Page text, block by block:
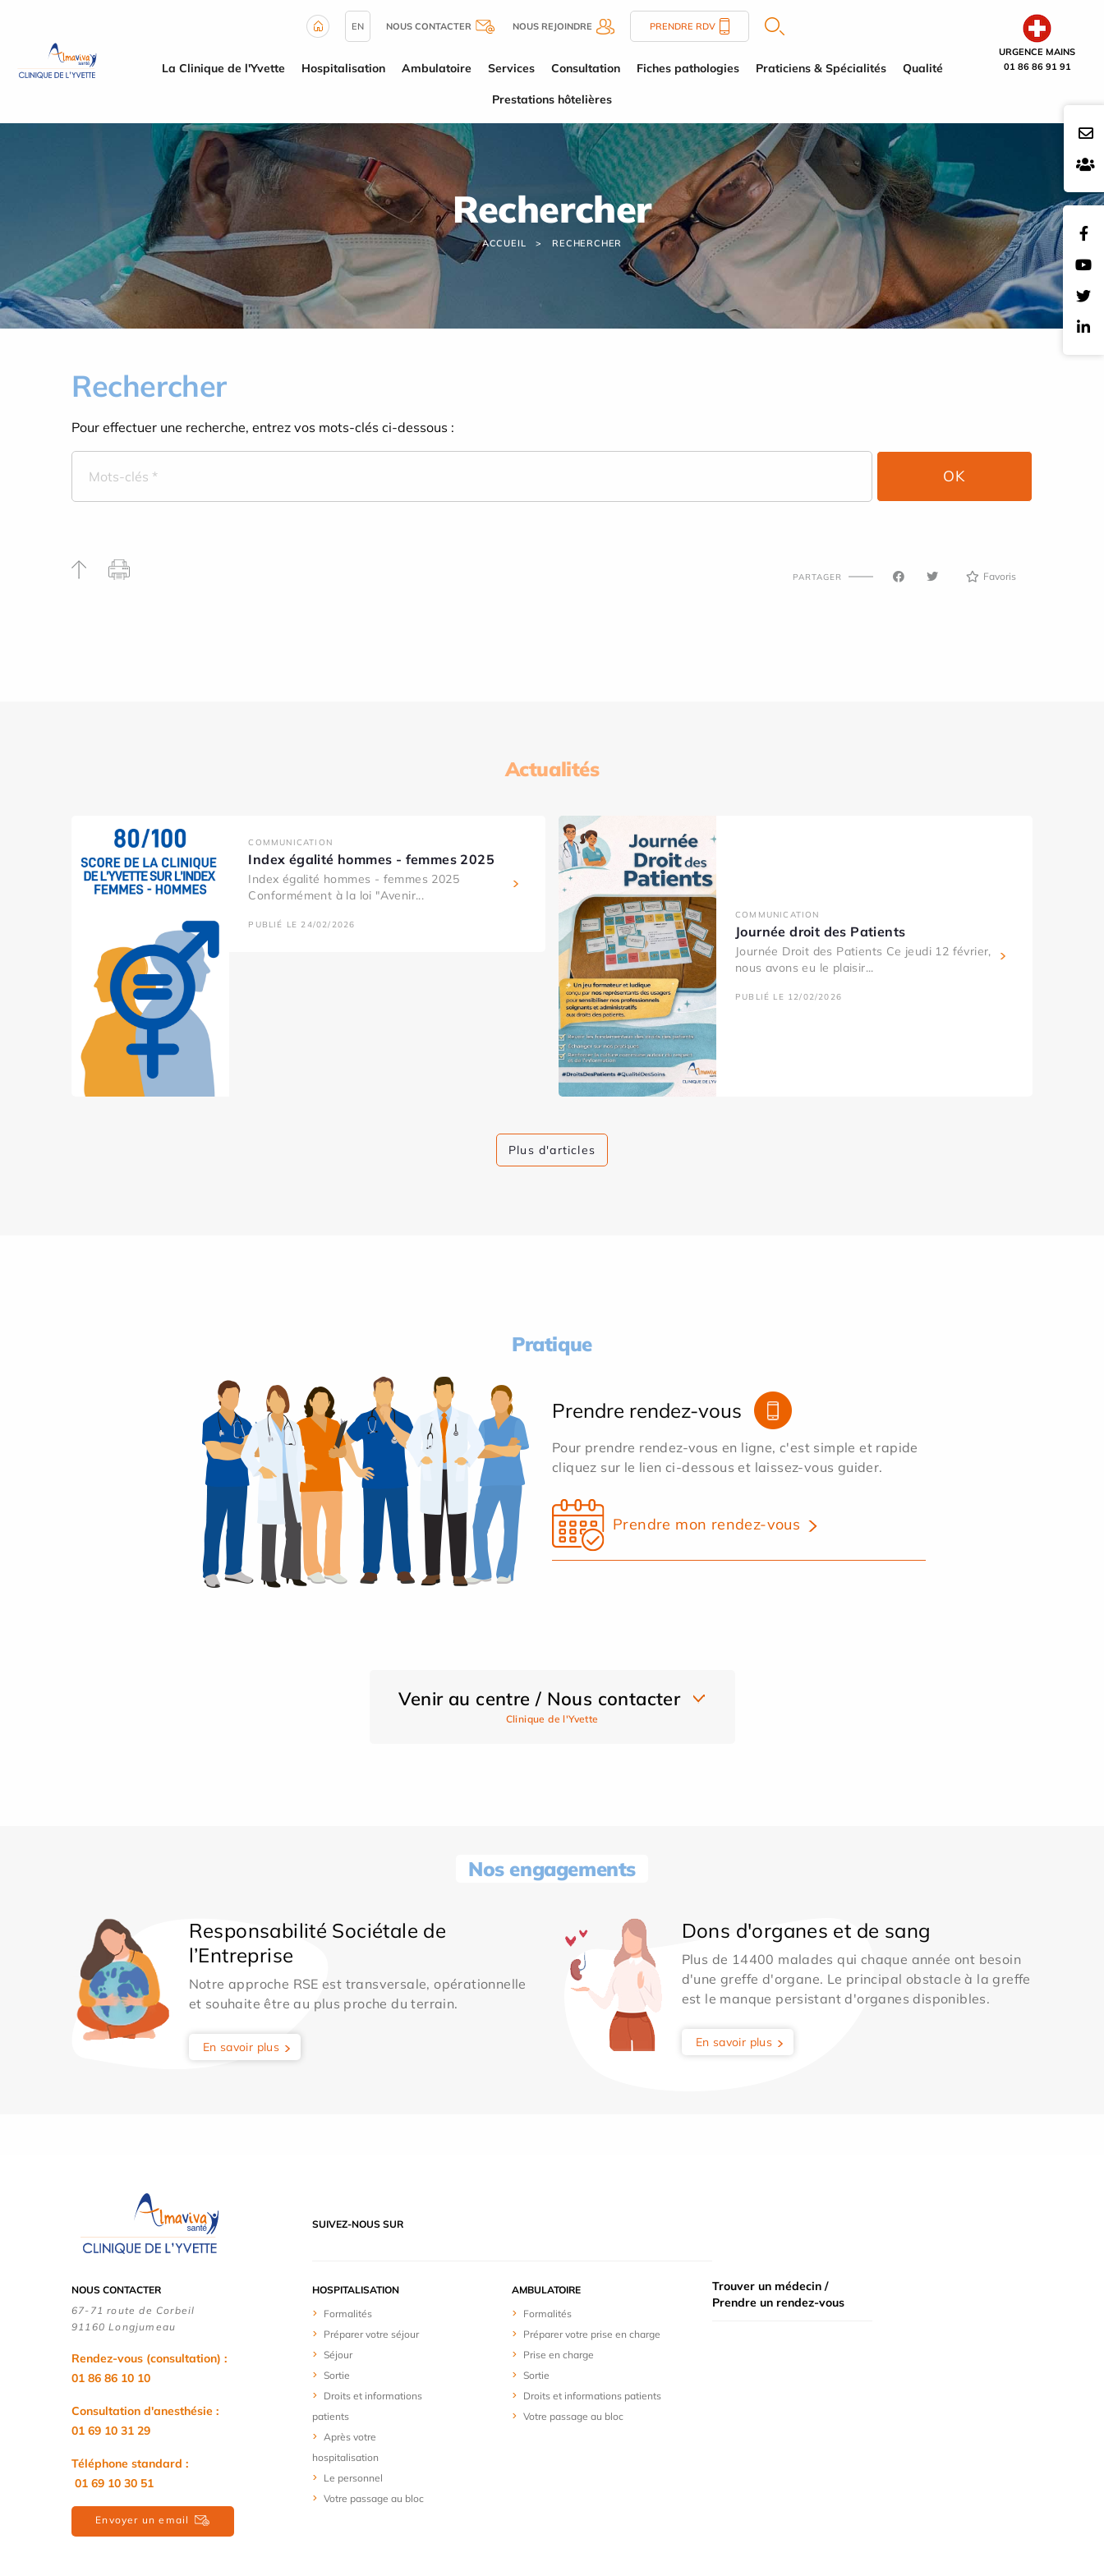
URGENCE MAINS
01 86 86 91 91
EN NOUS CONTACTER NOUS REJOINDRE PRENDRE RDV
La Clinique de l'Yvette Hospitalisation Ambulatoire Services Consultation Fiches pathologies Praticiens & Spécialités Qualité
Prestations hôtelières
Rechercher
ACCUEIL RECHERCHER
Rechercher
Pour effectuer une recherche, entrez vos mots-clés ci-dessous :
PARTAGER Favoris
Actualités
COMMUNICATION
Index égalité hommes - femmes 2025
Index égalité hommes - femmes 2025
Conformément à la loi "Avenir...
PUBLIÉ LE 24/02/2026
COMMUNICATION
Journée droit des Patients
Journée Droit des Patients Ce jeudi 12 février,
nous avons eu le plaisir...
PUBLIÉ LE 12/02/2026
Plus d'articles
Pratique
Prendre rendez-vous
Pour prendre rendez-vous en ligne, c'est simple et rapide
cliquez sur le lien ci-dessous et laissez-vous guider.
Prendre mon rendez-vous
Venir au centre / Nous contacter
Clinique de l'Yvette
Nos engagements
Responsabilité Sociétale de
l’Entreprise
Notre approche RSE est transversale, opérationnelle
et souhaite être au plus proche du terrain.
En savoir plus
Dons d'organes et de sang
Plus de 14400 malades qui chaque année ont besoin
d'une greffe d'organe. Le principal obstacle à la greffe
est le manque persistant d'organes disponibles.
En savoir plus
SUIVEZ-NOUS SUR
NOUS CONTACTER
67-71 route de Corbeil
91160 Longjumeau
Rendez-vous (consultation) :
01 86 86 10 10
Consultation d'anesthésie :
01 69 10 31 29
Téléphone standard :
01 69 10 30 51
Envoyer un email
HOSPITALISATION
Formalités
Préparer votre séjour
Séjour
Sortie
Droits et informations
patients
Après votre
hospitalisation
Le personnel
Votre passage au bloc
AMBULATOIRE
Formalités
Préparer votre prise en charge
Prise en charge
Sortie
Droits et informations patients
Votre passage au bloc
Trouver un médecin /
Prendre un rendez-vous